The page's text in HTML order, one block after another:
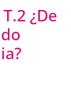
¿De